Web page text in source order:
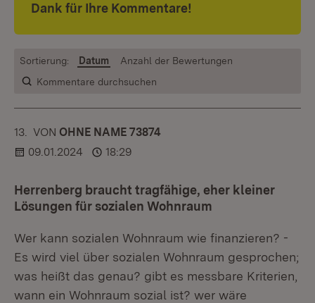
Dank für Ihre Kommentare!
Kommentare durchsuchen
Sortierung: Datum Anzahl der Bewertungen
13. KOMMENTAR
VON :OHNE NAME 73874
09.01.2024
18:29
Herrenberg braucht tragfähige, eher kleiner
Lösungen für sozialen Wohnraum
Wer kann sozialen Wohnraum wie finanzieren? -
Es wird viel über sozialen Wohnraum gesprochen;
was heißt das genau? gibt es messbare Kriterien,
wann ein Wohnraum sozial ist? wer wäre